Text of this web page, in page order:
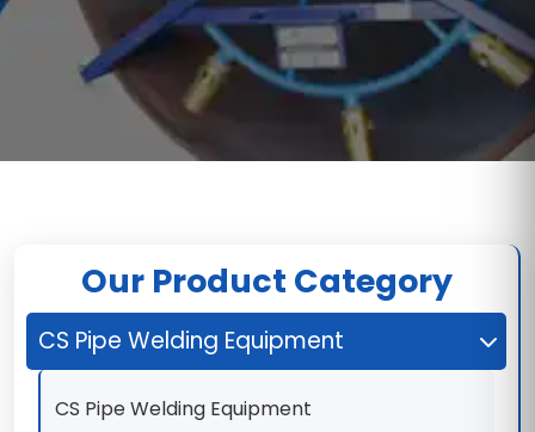
Our Product Category
CS Pipe Welding Equipment
CS Pipe Welding Equipment